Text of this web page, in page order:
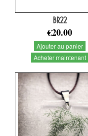
BR22
€20.00
Ajouter au panier
Acheter maintenant